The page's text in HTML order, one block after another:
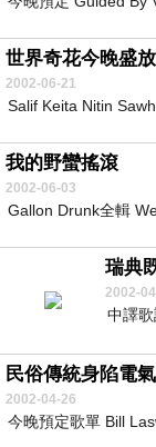
世界奇花今晚盛放
2002-06-21
Salif Keita Nitin
我的野蠻搖滾
2002-06-03
Gallon Drunk全輯
瑞典
2002-
中譯
民俗傳統身陷電
2002-04-26
今晚預定歌單 Bill